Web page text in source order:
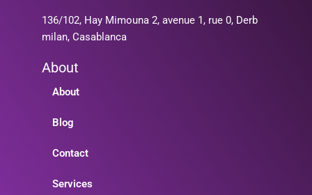
136/102, Hay Mimouna 2, avenue 1, rue 0, Derb
milan, Casablanca
About
About
Blog
Contact
Services